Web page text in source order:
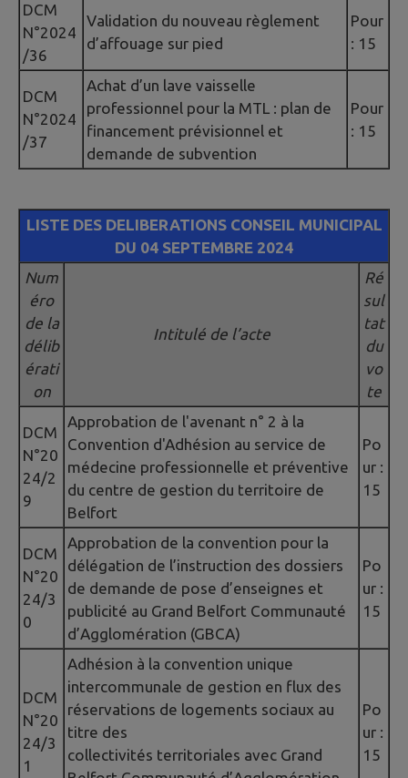
DCM
N°2024
/36
Validation du nouveau règlement
d’affouage sur pied
Pour
: 15
DCM
N°2024
/37
Achat d’un lave vaisselle
professionnel pour la MTL : plan de
financement prévisionnel et
demande de subvention
Pour
: 15
LISTE DES DELIBERATIONS CONSEIL MUNICIPAL
DU 04 SEPTEMBRE 2024
Num
éro
de la
délib
érati
on
Intitulé de l’acte
Ré
sul
tat
du
vo
te
DCM
N°20
24/2
9
Approbation de l'avenant n° 2 à la
Convention d'Adhésion au service de
médecine professionnelle et préventive
du centre de gestion du territoire de
Belfort
Po
ur :
15
DCM
N°20
24/3
0
Approbation de la convention pour la
délégation de l’instruction des dossiers
de demande de pose d’enseignes et
publicité au Grand Belfort Communauté
d’Agglomération (GBCA)
Po
ur :
15
DCM
N°20
24/3
1
Adhésion à la convention unique
intercommunale de gestion en flux des
réservations de logements sociaux au
titre des
collectivités territoriales avec Grand
Po
ur :
15